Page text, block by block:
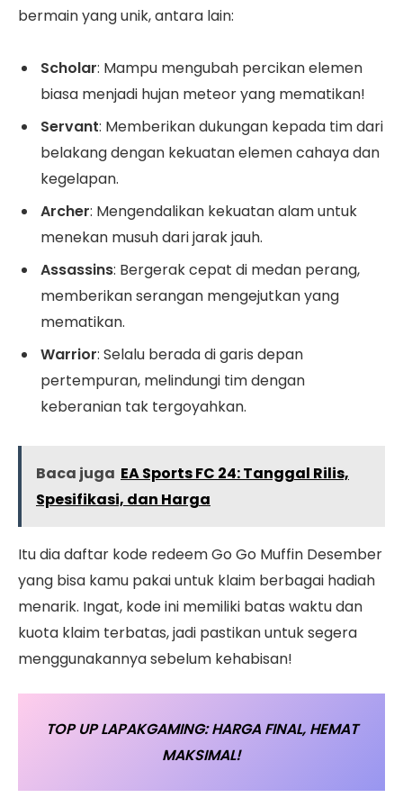
bermain yang unik, antara lain:
Scholar: Mampu mengubah percikan elemen
biasa menjadi hujan meteor yang mematikan!
Servant: Memberikan dukungan kepada tim dari
belakang dengan kekuatan elemen cahaya dan
kegelapan.
Archer: Mengendalikan kekuatan alam untuk
menekan musuh dari jarak jauh.
Assassins: Bergerak cepat di medan perang,
memberikan serangan mengejutkan yang
mematikan.
Warrior: Selalu berada di garis depan
pertempuran, melindungi tim dengan
keberanian tak tergoyahkan.
Baca juga EA Sports FC 24: Tanggal Rilis,
Spesifikasi, dan Harga
Itu dia daftar kode redeem Go Go Muffin Desember
yang bisa kamu pakai untuk klaim berbagai hadiah
menarik. Ingat, kode ini memiliki batas waktu dan
kuota klaim terbatas, jadi pastikan untuk segera
menggunakannya sebelum kehabisan!
TOP UP LAPAKGAMING: HARGA FINAL, HEMAT
MAKSIMAL!